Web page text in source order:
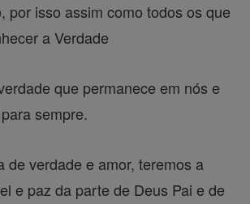
por isso assim como todos os que
a Verdade
que permanece em nós e
sempre.
de verdade e amor, teremos a
e paz da parte de Deus Pai e de